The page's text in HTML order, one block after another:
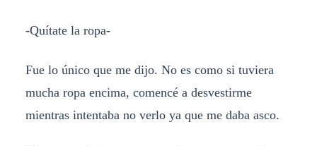
-Quítate la ropa-
Fue lo único que me dijo. No es como si tuviera
mucha ropa encima, comencé a desvestirme
mientras intentaba no verlo ya que me daba asco.